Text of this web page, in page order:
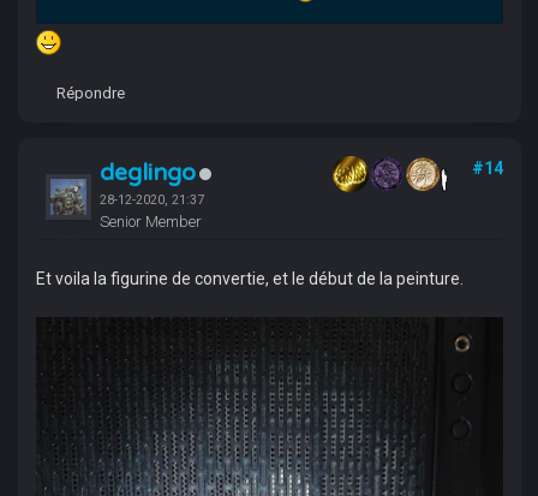
Répondre
deglingo
28-12-2020, 21:37
Senior Member
#14
Et voila la figurine de convertie, et le début de la peinture.